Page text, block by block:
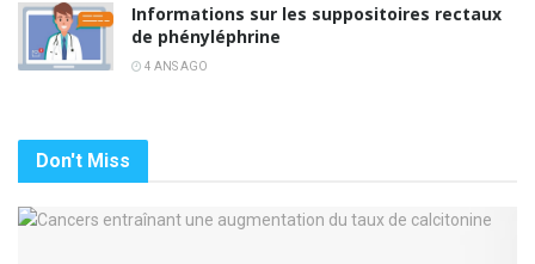
Informations sur les suppositoires rectaux
de phényléphrine
4 ANS AGO
Don't Miss